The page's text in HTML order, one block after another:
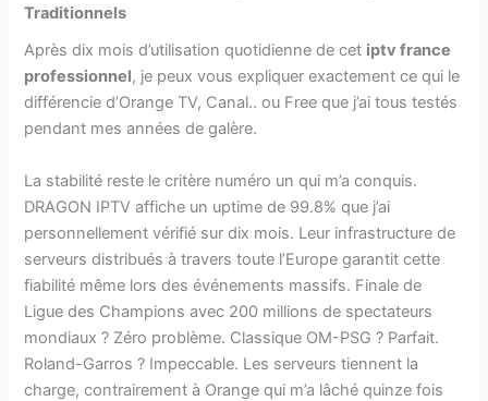
Traditionnels
Après dix mois d’utilisation quotidienne de cet iptv france
professionnel, je peux vous expliquer exactement ce qui le
différencie d’Orange TV, Canal.. ou Free que j’ai tous testés
pendant mes années de galère.
La stabilité reste le critère numéro un qui m’a conquis.
DRAGON IPTV affiche un uptime de 99.8% que j’ai
personnellement vérifié sur dix mois. Leur infrastructure de
serveurs distribués à travers toute l’Europe garantit cette
fiabilité même lors des événements massifs. Finale de
Ligue des Champions avec 200 millions de spectateurs
mondiaux ? Zéro problème. Classique OM-PSG ? Parfait.
Roland-Garros ? Impeccable. Les serveurs tiennent la
charge, contrairement à Orange qui m’a lâché quinze fois